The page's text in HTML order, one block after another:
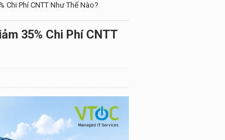
Chi Phí CNTT Như Thế Nào?
35% Chi Phí CNTT